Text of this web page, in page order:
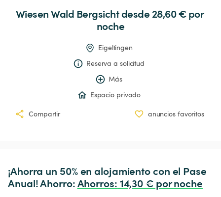
WiesenWald Bergsicht desde 28,60 € por
noche
Eigeltingen
Reserva a solicitud
Más
Espacio privado
Compartir anuncios favoritos
¡Ahorra un 50% en alojamiento con el Pase
Anual! Ahorro: Ahorros: 14,30 € por noche